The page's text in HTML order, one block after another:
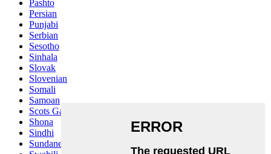
Pashto
Persian
Punjabi
Serbian
Sesotho
Sinhala
Slovak
Slovenian
Somali
Samoan
Scots Gaelic
Shona
Sindhi
Sundanese